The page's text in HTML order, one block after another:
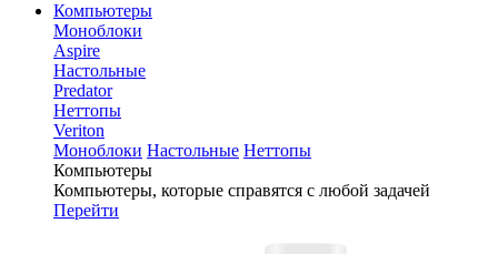
Компьютеры
Моноблоки
Aspire
Настольные
Predator
Неттопы
Veriton
Моноблоки Настольные Неттопы
Компьютеры
Компьютеры, которые справятся с любой задачей
Перейти